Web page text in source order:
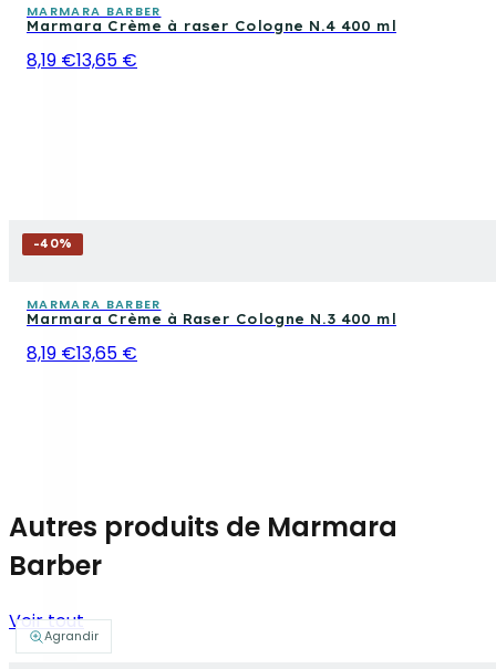
Agrandir
MARMARA BARBER
Marmara Crème à raser Cologne N.4 400 ml
8,19 €13,65 €
-40%
MARMARA BARBER
Marmara Crème à Raser Cologne N.3 400 ml
8,19 €13,65 €
Autres produits de Marmara
Barber
Voir tout